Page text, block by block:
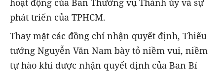
hoạt động của Ban Thường vụ Thành ủy và sự
phát triển của TPHCM.
Thay mặt các đồng chí nhận quyết định, Thiếu
tướng Nguyễn Văn Nam bày tỏ niềm vui, niềm
tự hào khi được nhận quyết định của Ban Bí